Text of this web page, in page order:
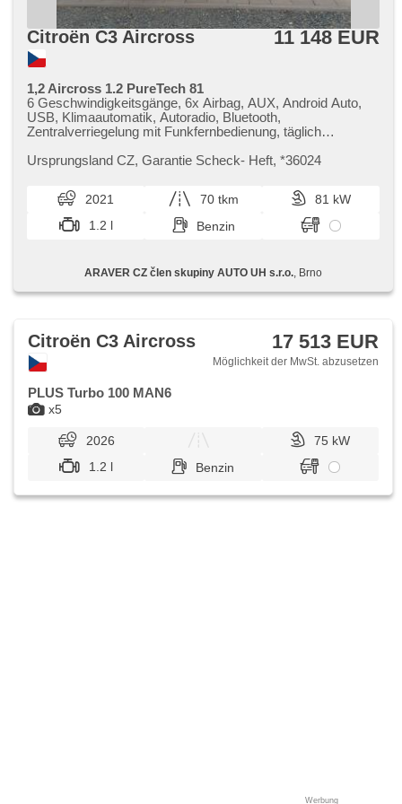
Citroën C3 Aircross 11 148 EUR
1,2 Aircross 1.2 PureTech 81
6 Geschwindigkeitsgänge, 6x Airbag, AUX, Android Auto,
USB, Klimaautomatik, Autoradio, Bluetooth,
Zentralverriegelung mit Funkfernbedienung, täglich
Klappspiegel, El. Spiegel, hands free, Wegfahrsperre, isofix,
Nebelscheinwerfer, Multifunktionslenkrad, Lenkrad
einstellbar, Bordcomputer, parkovací senzory zadní,
Servolenkung, Scheibenwischersensor, Lichtsensor,
Reifendrucksensor, Elektronisches Stabilitätsprogramm
beheizte Spiegel, Heckscheibenwischer
Ursprungsland CZ,​ Garantie Scheck​- Heft,​ ​*36024
2021 70 tkm
81 kW
1.2 l
Benzin
ARAVER CZ člen skupiny AUTO UH s.r.o. , Brno
x5
Citroën C3 Aircross 17 513 EUR
Möglichkeit der MwSt. abzusetzen
PLUS Turbo 100 MAN6
2026
75 kW
1.2 l
Benzin
Werbung